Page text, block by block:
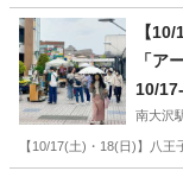
東京 八王子市
【
「ア
10/
南大沢
【10/17(土)・18(日)】八